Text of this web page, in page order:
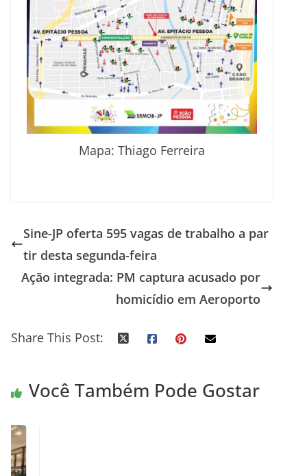
Mapa: Thiago Ferreira
Sine-JP oferta 595 vagas de trabalho a par
tir desta segunda-feira
Ação integrada: PM captura acusado por
homicídio em Aeroporto
Share This Post:
Você Também Pode Gostar